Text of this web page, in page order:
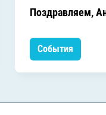
Поздравляем,
События